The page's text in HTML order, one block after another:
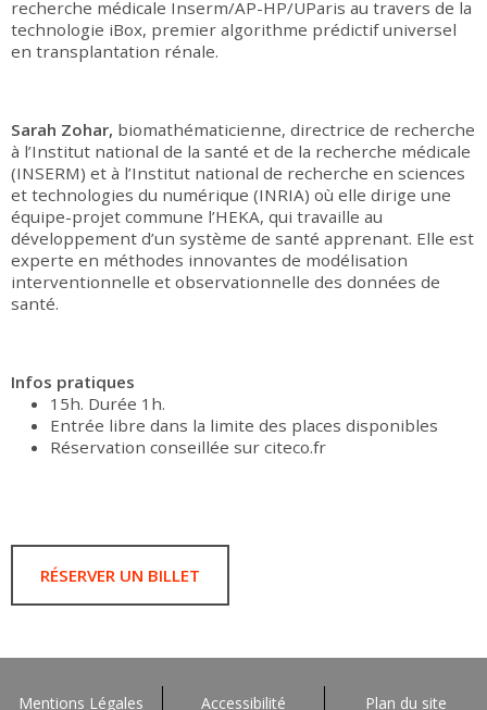
recherche médicale Inserm/AP-HP/UParis au travers de la
technologie iBox, premier algorithme prédictif universel
en transplantation rénale.
Sarah Zohar, biomathématicienne, directrice de recherche
à l’Institut national de la santé et de la recherche médicale
(INSERM) et à l’Institut national de recherche en sciences
et technologies du numérique (INRIA) où elle dirige une
équipe-projet commune l’HEKA, qui travaille au
développement d’un système de santé apprenant. Elle est
experte en méthodes innovantes de modélisation
interventionnelle et observationnelle des données de
santé.
Infos pratiques
15h. Durée 1h.
Entrée libre dans la limite des places disponibles
Réservation conseillée sur citeco.fr
RÉSERVER UN BILLET
Mentions Légales Accessibilité Plan du site